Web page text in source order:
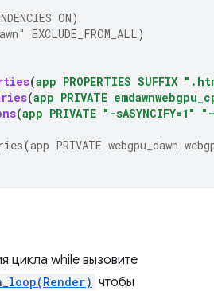
ON)
EXCLUDE_FROM_ALL)
(app PROPERTIES SUFFIX
(app PRIVATE
(app PRIVATE "-sASYNCIFY=1"
"-
(app PRIVATE webgpu_dawn
цикла while вызовите
чтобы